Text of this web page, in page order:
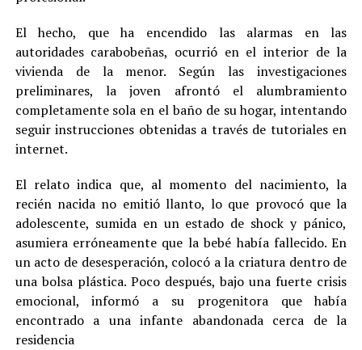
El hecho, que ha encendido las alarmas en las
autoridades carabobeñas, ocurrió en el interior de la
vivienda de la menor. Según las investigaciones
preliminares, la joven afrontó el alumbramiento
completamente sola en el baño de su hogar, intentando
seguir instrucciones obtenidas a través de tutoriales en
internet.
El relato indica que, al momento del nacimiento, la
recién nacida no emitió llanto, lo que provocó que la
adolescente, sumida en un estado de shock y pánico,
asumiera erróneamente que la bebé había fallecido. En
un acto de desesperación, colocó a la criatura dentro de
una bolsa plástica. Poco después, bajo una fuerte crisis
emocional, informó a su progenitora que había
encontrado a una infante abandonada cerca de la
residencia